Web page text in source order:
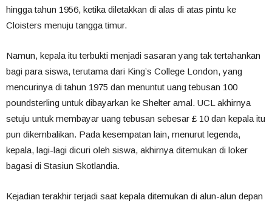
hingga tahun 1956, ketika diletakkan di alas di atas pintu ke
Cloisters menuju tangga timur.
Namun, kepala itu terbukti menjadi sasaran yang tak tertahankan
bagi para siswa, terutama dari King’s College London, yang
mencurinya di tahun 1975 dan menuntut uang tebusan 100
poundsterling untuk dibayarkan ke Shelter amal. UCL akhirnya
setuju untuk membayar uang tebusan sebesar £ 10 dan kepala itu
pun dikembalikan. Pada kesempatan lain, menurut legenda,
kepala, lagi-lagi dicuri oleh siswa, akhirnya ditemukan di loker
bagasi di Stasiun Skotlandia.
Kejadian terakhir terjadi saat kepala ditemukan di alun-alun depan